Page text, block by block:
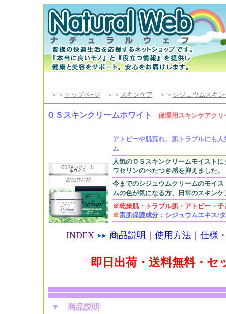
＞＞ トップペｰジ ＞＞ スキンケア ＞＞ シジュウムスキ
ＯＳスキンクリームホワイト 保湿用スキンケアクリ
アトピーや肌荒れ、肌トラブルにも
ム
人気のＯＳスキンクリームモイスト
ワセリンのべたつき感を抑えました。
今までのシジュウムクリームのモイ
ムの色が気になる方、日常のスキン
※乾燥肌・トラブル肌・アトピー・
※素肌保護成分：シジュウムエキス/
INDEX 商品説明 使用方法｜ 仕様
即日出荷・送料無料・セ
▼ 商品説明